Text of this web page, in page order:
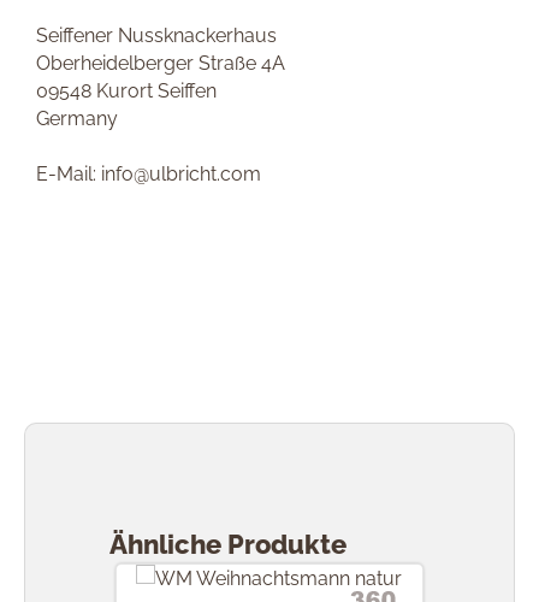
Seiffener Nussknackerhaus
Oberheidelberger Straße 4A
09548 Kurort Seiffen
Germany
E-Mail: info@ulbricht.com
Ähnliche Produkte